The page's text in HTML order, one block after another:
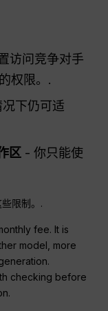
访问竞争对手
权限。.
下仍可适
区 - 你只能使
限制。.
fee. It is
model, more
checking before